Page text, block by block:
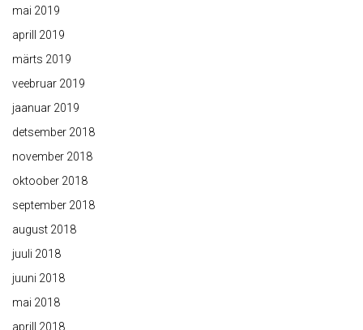
mai 2019
aprill 2019
märts 2019
veebruar 2019
jaanuar 2019
detsember 2018
november 2018
oktoober 2018
september 2018
august 2018
juuli 2018
juuni 2018
mai 2018
aprill 2018